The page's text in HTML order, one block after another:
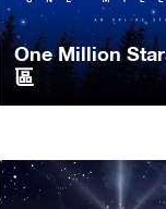
One Million
區